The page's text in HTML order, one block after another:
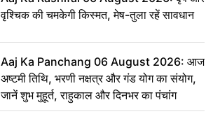
वृश्चिक की चमकेगी किस्मत, मेष-तुला रहें सावधान
Aaj Ka Panchang 06 August 2026: आज
अष्टमी तिथि, भरणी नक्षत्र और गंड योग का संयोग,
जानें शुभ मुहूर्त, राहुकाल और दिनभर का पंचांग